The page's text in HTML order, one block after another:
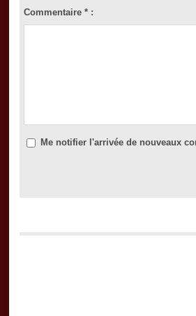
Commentaire * :
Me notifier l'arrivée de nouveaux